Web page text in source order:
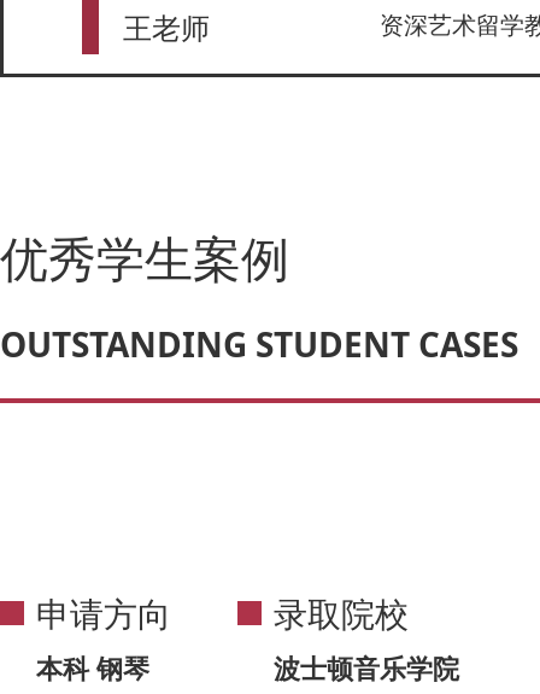
王老师
资深艺术留学
优秀学生案例
OUTSTANDING STUDENT CASES
申请方向
本科 钢琴
录取院校
波士顿音乐学院